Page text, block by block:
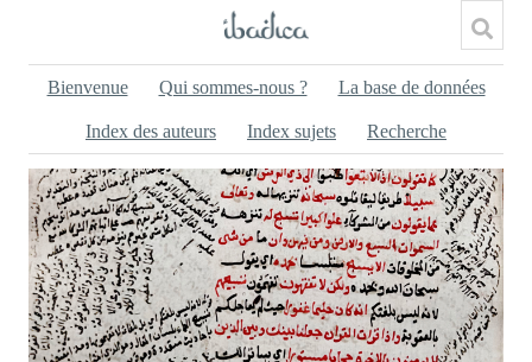
Bienvenue Qui sommes-nous ? La base de données
Index des auteurs Index sujets Recherche